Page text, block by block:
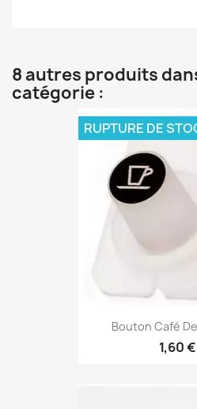
8 autres produits
catégorie :
Bouton Café
1,60 €
RUPTURE DE